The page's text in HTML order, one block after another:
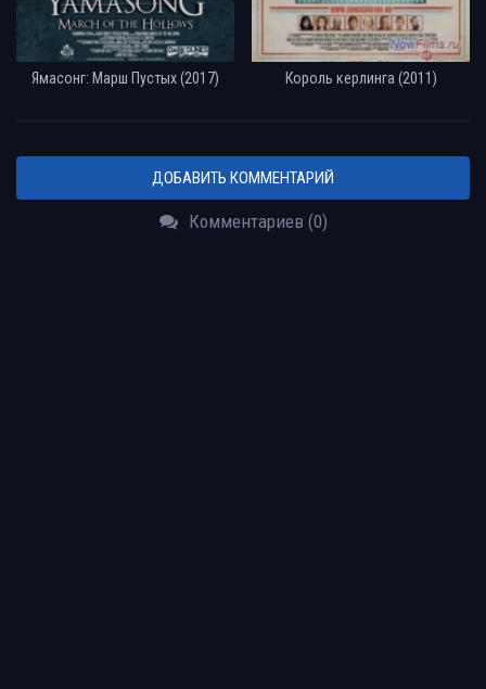
Ямасонг: Марш Пустых (2017) Король керлинга (2011)
ДОБАВИТЬ КОММЕНТАРИЙ
Комментариев (0)